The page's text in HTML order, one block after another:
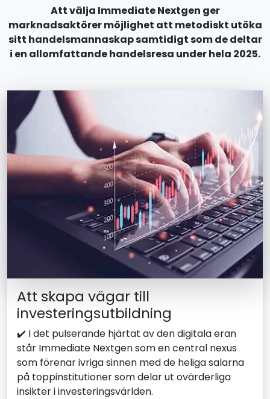
Att välja Immediate Nextgen ger
marknadsaktörer möjlighet att metodiskt utöka
sitt handelsmannaskap samtidigt som de deltar
i en allomfattande handelsresa under hela 2025.
Att skapa vägar till
investeringsutbildning
✔️ I det pulserande hjärtat av den digitala eran
står Immediate Nextgen som en central nexus
som förenar ivriga sinnen med de heliga salarna
på toppinstitutioner som delar ut ovärderliga
insikter i investeringsvärlden.